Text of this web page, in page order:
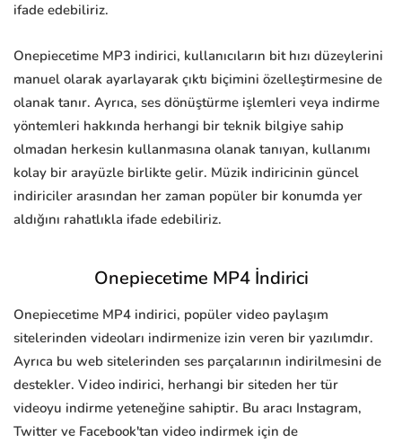
ifade edebiliriz.
Onepiecetime MP3 indirici, kullanıcıların bit hızı düzeylerini
manuel olarak ayarlayarak çıktı biçimini özelleştirmesine de
olanak tanır. Ayrıca, ses dönüştürme işlemleri veya indirme
yöntemleri hakkında herhangi bir teknik bilgiye sahip
olmadan herkesin kullanmasına olanak tanıyan, kullanımı
kolay bir arayüzle birlikte gelir. Müzik indiricinin güncel
indiriciler arasından her zaman popüler bir konumda yer
aldığını rahatlıkla ifade edebiliriz.
Onepiecetime MP4 İndirici
Onepiecetime MP4 indirici, popüler video paylaşım
sitelerinden videoları indirmenize izin veren bir yazılımdır.
Ayrıca bu web sitelerinden ses parçalarının indirilmesini de
destekler. Video indirici, herhangi bir siteden her tür
videoyu indirme yeteneğine sahiptir. Bu aracı Instagram,
Twitter ve Facebook'tan video indirmek için de